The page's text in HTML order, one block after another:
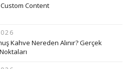
Content
Kahve Nereden Alınır? Gerçek